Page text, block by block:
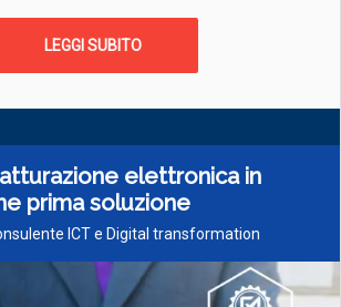
LEGGI SUBITO
elettronica in
prima soluzione
ICT e Digital transformation